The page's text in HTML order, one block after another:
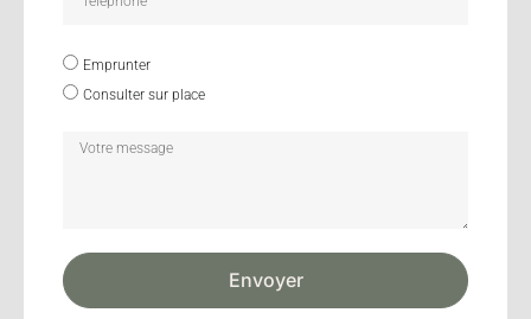
Emprunter
Consulter sur place
Envoyer